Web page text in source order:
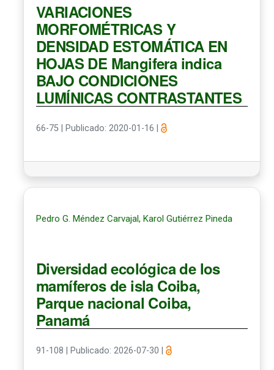
VARIACIONES
MORFOMÉTRICAS Y
DENSIDAD ESTOMÁTICA EN
HOJAS DE Mangifera indica
BAJO CONDICIONES
LUMÍNICAS CONTRASTANTES
66-75 Publicado: 2020-01-16
Pedro G. Méndez Carvajal, Karol Gutiérrez Pineda
Diversidad ecológica de los
mamíferos de isla Coiba,
Parque nacional Coiba,
Panamá
91-108 Publicado: 2026-07-30